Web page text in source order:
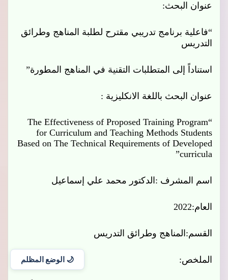
🌙 الوضع المظلم
عنوان البحث:
“فاعلية برنامج تدريبي مقترح لطلبة المناهج وطرائق
التدريس
استناداً إلى المتطلبات التقنية في المناهج المطورة”
عنوان البحث باللغة الانكليزية :
“The Effectiveness of Proposed Training Program
for Curriculum and Teaching Methods Students
Based on The Technical Requirements of Developed
curricula”
اسم المشرف : الدكتور محمد علي إسماعيل
العام:2022
القسم:المناهج وطرائق التدريس
الملخص: